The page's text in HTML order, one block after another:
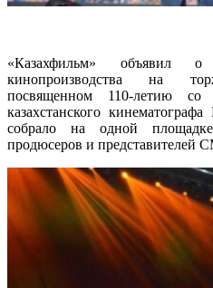
«Казахфильм» объявил
кинопроизводства на
посвященном 110-летию со
казахстанского
собрало на одной
продюсеров и представителей